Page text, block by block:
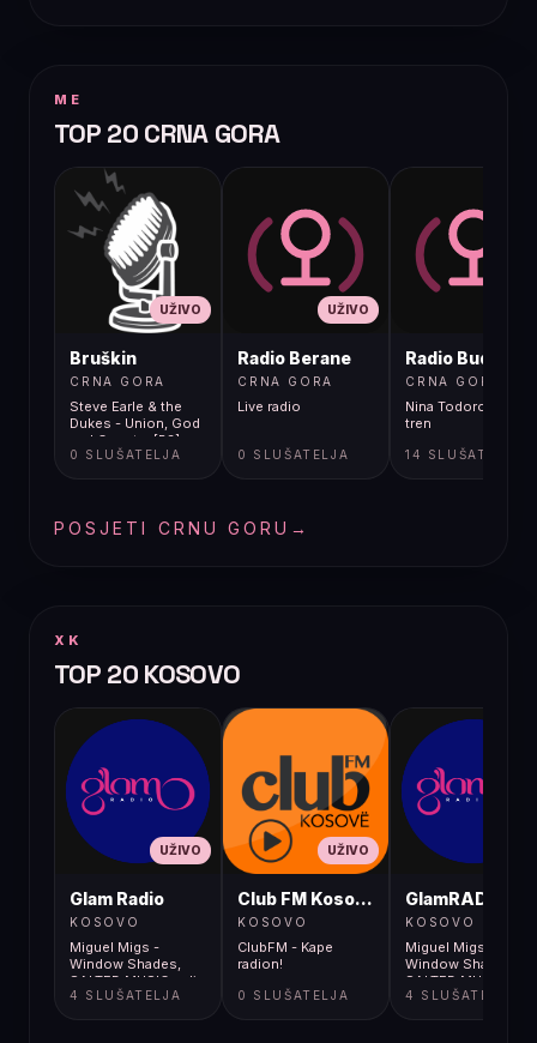
ME
TOP 20 CRNA GORA
UŽIVO
Bruškin
CRNA GORA
Steve Earle & the
Dukes - Union, God
and Country [R3]
0 SLUŠATELJA
UŽIVO
Radio Berane
CRNA GORA
Live radio
0 SLUŠATELJA
Radio Budva
CRNA GORA
Nina Todorovic -
tren
14 SLUŠATELJA
POSJETI CRNU GORU →
XK
TOP 20 KOSOVO
UŽIVO
Glam Radio
KOSOVO
Miguel Migs -
Window Shades,
SALTED MUSIC radio
mix LIVE
4 SLUŠATELJA
UŽIVO
Club FM Kosovë
KOSOVO
ClubFM - Kape
radion!
0 SLUŠATELJA
GlamRADIO
KOSOVO
Miguel Migs -
Window Shades,
SALTED MUSIC
mix LIVE
4 SLUŠATELJA